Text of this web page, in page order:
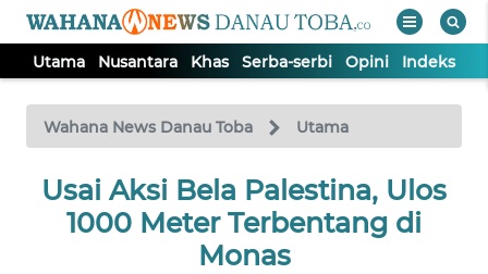
Utama Nusantara Khas Serba-serbi Opini Indeks
Wahana News Danau Toba Utama
Usai Aksi Bela Palestina, Ulos
1000 Meter Terbentang di
Monas
TV
Tutup
UTAMA